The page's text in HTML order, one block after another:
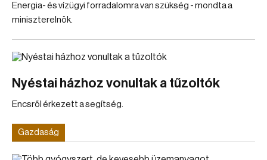
Energia- és vízügyi forradalomra van szükség - mondta a
miniszterelnök.
Nyéstai házhoz vonultak a tűzoltók
Encsről érkezett a segítség.
Gazdaság